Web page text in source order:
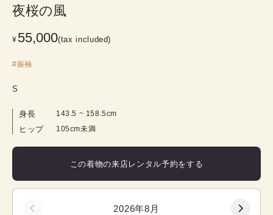
夜桜の風
¥ 55,000(tax included)
#振袖
S
身長 143.5 ~ 158.5cm
ヒップ 105cm未満
この着物の来店レンタル予約をする
2026年8月